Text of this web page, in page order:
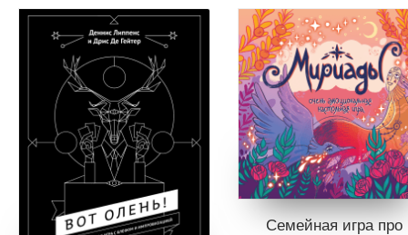
Семейная игра про